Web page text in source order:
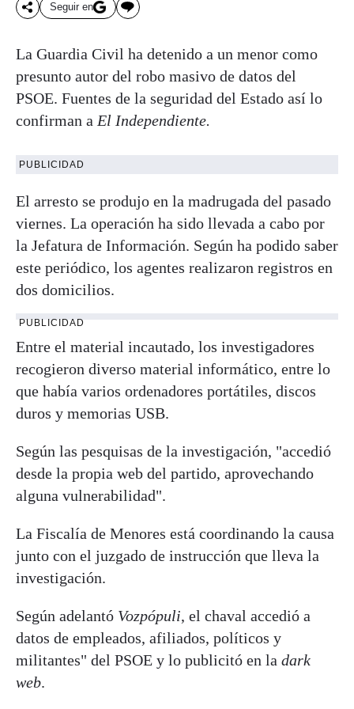
Seguir en
La Guardia Civil ha detenido a un menor como
presunto autor del robo masivo de datos del
PSOE. Fuentes de la seguridad del Estado así lo
confirman a El Independiente.
PUBLICIDAD
El arresto se produjo en la madrugada del pasado
viernes. La operación ha sido llevada a cabo por
la Jefatura de Información. Según ha podido saber
este periódico, los agentes realizaron registros en
dos domicilios.
PUBLICIDAD
Entre el material incautado, los investigadores
recogieron diverso material informático, entre lo
que había varios ordenadores portátiles, discos
duros y memorias USB.
Según las pesquisas de la investigación, "accedió
desde la propia web del partido, aprovechando
alguna vulnerabilidad".
La Fiscalía de Menores está coordinando la causa
junto con el juzgado de instrucción que lleva la
investigación.
Según adelantó Vozpópuli, el chaval accedió a
datos de empleados, afiliados, políticos y
militantes" del PSOE y lo publicitó en la dark
web.